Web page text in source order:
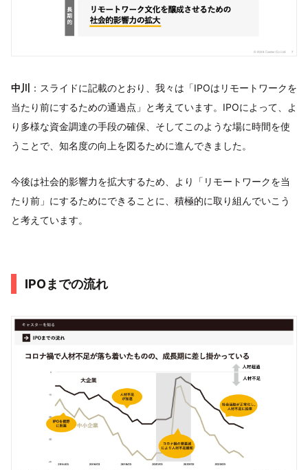
中川
：スライドに記載のとおり、我々は「IPOはリモートワークを
当たり前にするための通過点」と考えています。IPOによって、よ
り多様な資金調達の手段の確保、そしてこのような場に時間を使
うことで、知名度の向上を図るために進んできました。
今後は社会的影響力を拡大するため、より「リモートワークを当
たり前」にするためにできることに、積極的に取り組んでいこう
と考えています。
IPOまでの流れ